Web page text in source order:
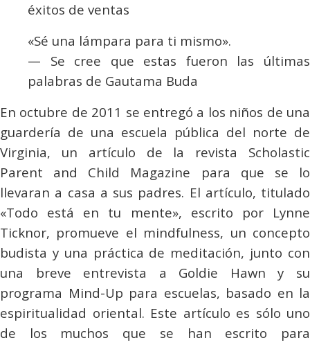
éxitos de ventas
«Sé una lámpara para ti mismo».
— Se cree que estas fueron las últimas
palabras de Gautama Buda
En octubre de 2011 se entregó a los niños de una
guardería de una escuela pública del norte de
Virginia, un artículo de la revista Scholastic
Parent and Child Magazine para que se lo
llevaran a casa a sus padres. El artículo, titulado
«Todo está en tu mente», escrito por Lynne
Ticknor, promueve el mindfulness, un concepto
budista y una práctica de meditación, junto con
una breve entrevista a Goldie Hawn y su
programa Mind-Up para escuelas, basado en la
espiritualidad oriental. Este artículo es sólo uno
de los muchos que se han escrito para